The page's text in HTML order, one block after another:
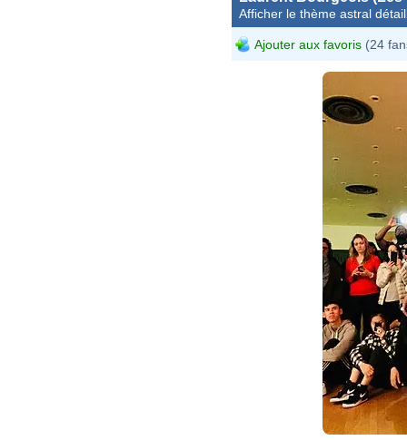
Afficher le thème astral
Ajouter aux favoris (24